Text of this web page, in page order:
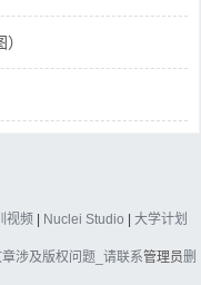
视频 | Nuclei Studio | 大学计划
涉及版权问题_请联系管理员删